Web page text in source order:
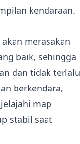
kendaraan.
merasakan
baik, sehingga
dan tidak terlalu
berkendara,
map
stabil saat